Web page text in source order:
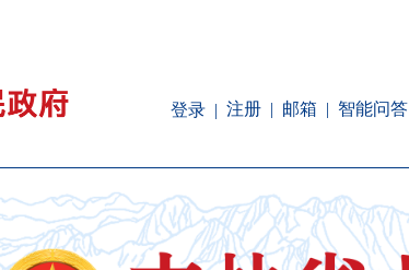
登录 注册 邮箱 智能问答